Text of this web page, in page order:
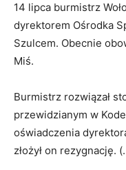
14 lipca burmistrz
dyrektorem Ośrodka
Szulcem. Obecnie
Miś.
Burmistrz rozwiązał
przewidzianym w
oświadczenia
złożył on rezygnację.